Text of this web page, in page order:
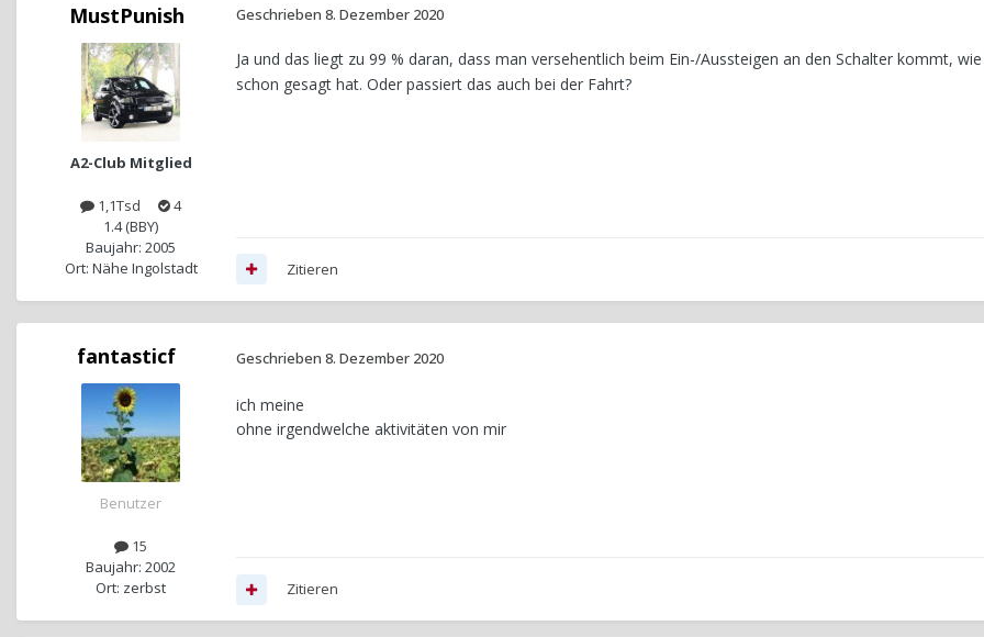
MustPunish
A2-Club Mitglied
1,1Tsd
4
1.4 (BBY)
Baujahr: 2005
Ort: Nähe Ingolstadt
Geschrieben 8. Dezember 2020
Ja und das liegt zu 99 % daran, dass man versehentlich beim Ein-/Aussteigen an den Schalter kommt, wie
schon gesagt hat. Oder passiert das auch bei der Fahrt?
Zitieren
fantasticf
Benutzer
15
Baujahr: 2002
Ort: zerbst
Geschrieben 8. Dezember 2020
ich meine
ohne irgendwelche aktivitäten von mir
Zitieren